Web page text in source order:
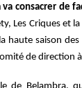
va consacrer de
Les Criques et
saison
de direction